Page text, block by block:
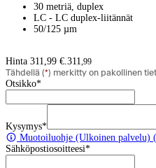
30 metriä, duplex
LC - LC duplex-liitännät
50/125 µm
Hinta 311,99 €. 311 ,99
Tähdellä (*) merkitty on pakollinen
Otsikko*
Kysymys*
Muotoiluohje (Ulkoinen palvelu)
Sähköpostiosoitteesi*